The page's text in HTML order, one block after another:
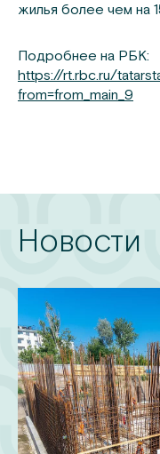
жилья более чем на
Подробнее на РБК:
https://rt.rbc.ru/
from=from_main_9
Новости